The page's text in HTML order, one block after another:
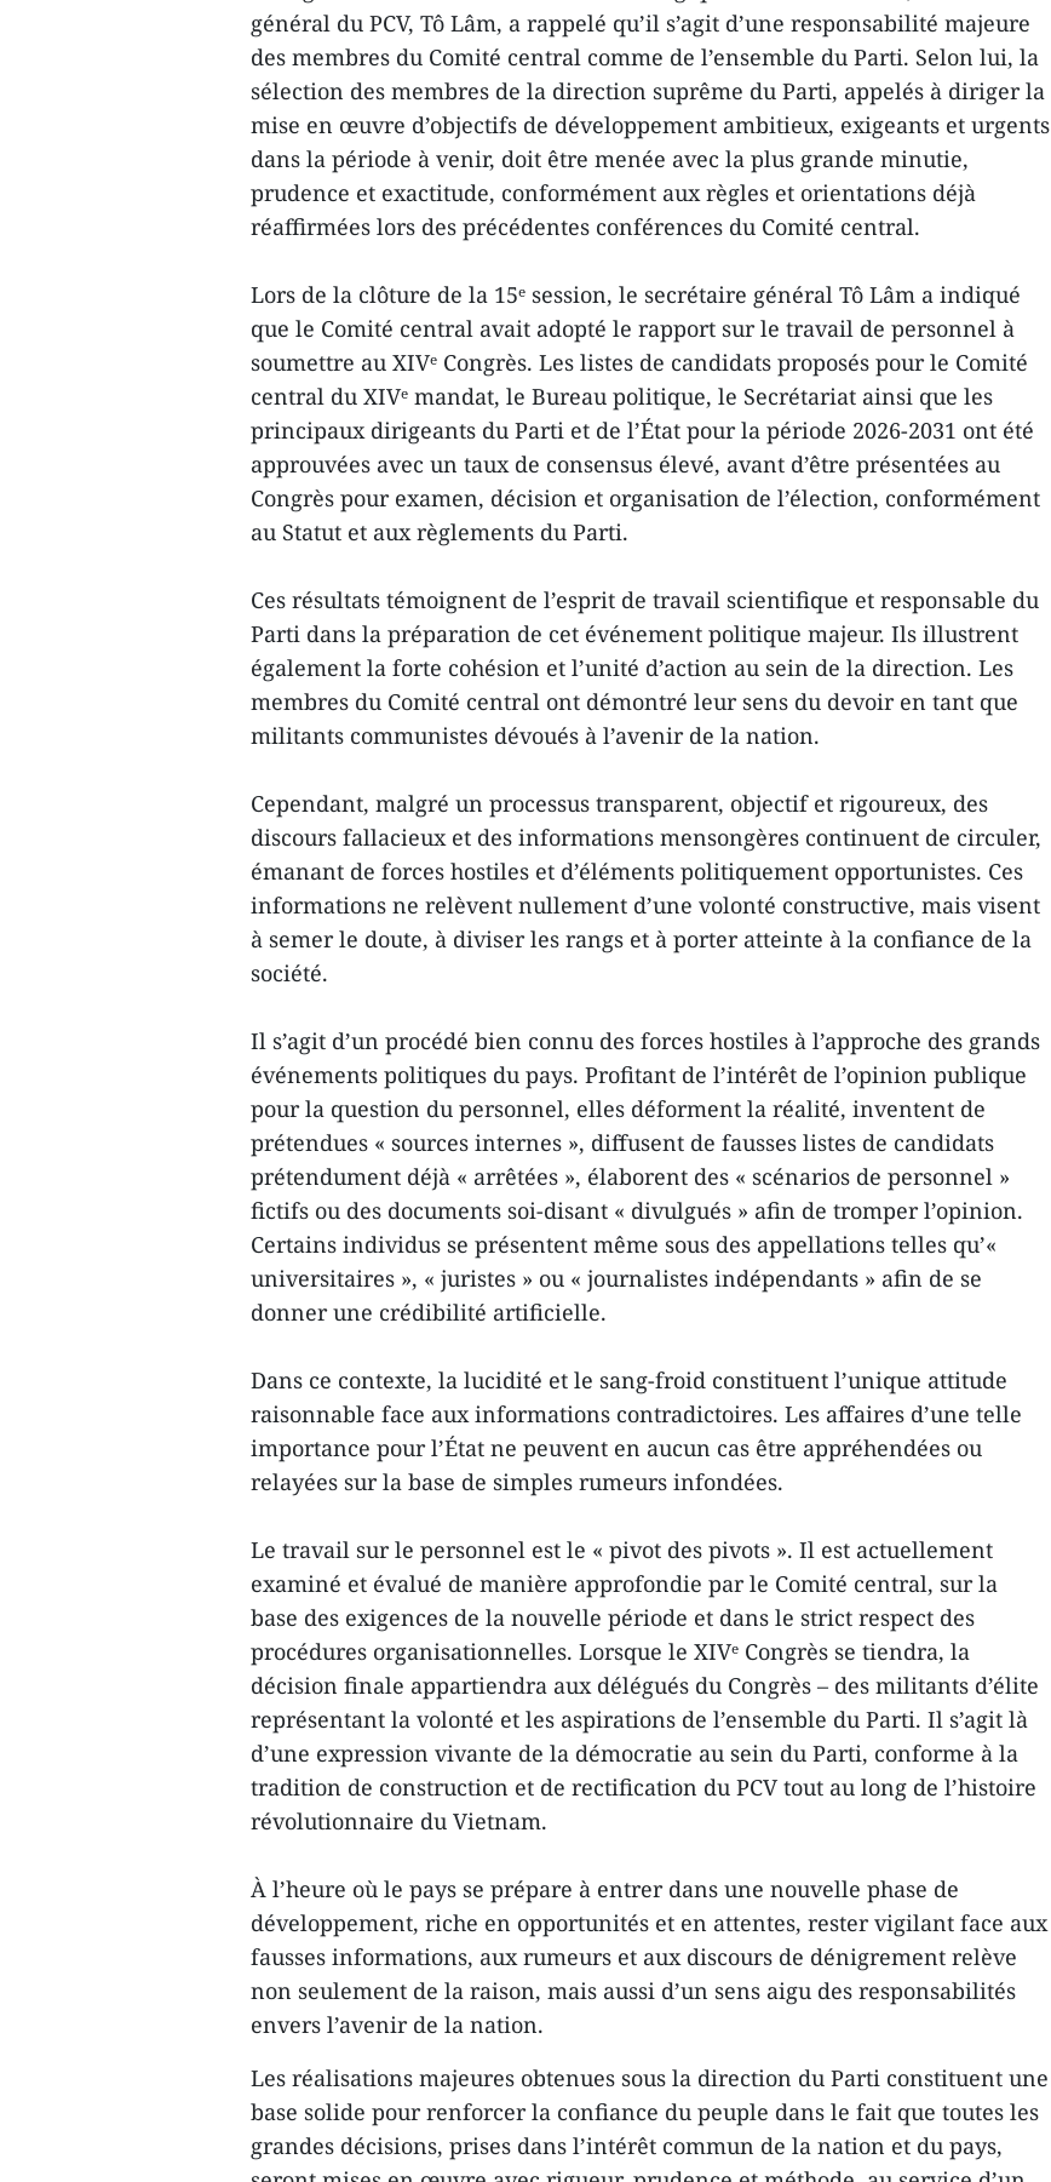
général du PCV, Tô Lâm, a rappelé qu’il s’agit d’une responsabilité majeure
des membres du Comité central comme de l’ensemble du Parti. Selon lui, la
sélection des membres de la direction suprême du Parti, appelés à diriger la
mise en œuvre d’objectifs de développement ambitieux, exigeants et urgents
dans la période à venir, doit être menée avec la plus grande minutie,
prudence et exactitude, conformément aux règles et orientations déjà
réaffirmées lors des précédentes conférences du Comité central.
Lors de la clôture de la 15ᵉ session, le secrétaire général Tô Lâm a indiqué
que le Comité central avait adopté le rapport sur le travail de personnel à
soumettre au XIVᵉ Congrès. Les listes de candidats proposés pour le Comité
central du XIVᵉ mandat, le Bureau politique, le Secrétariat ainsi que les
principaux dirigeants du Parti et de l’État pour la période 2026-2031 ont été
approuvées avec un taux de consensus élevé, avant d’être présentées au
Congrès pour examen, décision et organisation de l’élection, conformément
au Statut et aux règlements du Parti.
Ces résultats témoignent de l’esprit de travail scientifique et responsable du
Parti dans la préparation de cet événement politique majeur. Ils illustrent
également la forte cohésion et l’unité d’action au sein de la direction. Les
membres du Comité central ont démontré leur sens du devoir en tant que
militants communistes dévoués à l’avenir de la nation.
Cependant, malgré un processus transparent, objectif et rigoureux, des
discours fallacieux et des informations mensongères continuent de circuler,
émanant de forces hostiles et d’éléments politiquement opportunistes. Ces
informations ne relèvent nullement d’une volonté constructive, mais visent
à semer le doute, à diviser les rangs et à porter atteinte à la confiance de la
société.
Il s’agit d’un procédé bien connu des forces hostiles à l’approche des grands
événements politiques du pays. Profitant de l’intérêt de l’opinion publique
pour la question du personnel, elles déforment la réalité, inventent de
prétendues « sources internes », diffusent de fausses listes de candidats
prétendument déjà « arrêtées », élaborent des « scénarios de personnel »
fictifs ou des documents soi-disant « divulgués » afin de tromper l’opinion.
Certains individus se présentent même sous des appellations telles qu’«
universitaires », « juristes » ou « journalistes indépendants » afin de se
donner une crédibilité artificielle.
Dans ce contexte, la lucidité et le sang-froid constituent l’unique attitude
raisonnable face aux informations contradictoires. Les affaires d’une telle
importance pour l’État ne peuvent en aucun cas être appréhendées ou
relayées sur la base de simples rumeurs infondées.
Le travail sur le personnel est le « pivot des pivots ». Il est actuellement
examiné et évalué de manière approfondie par le Comité central, sur la
base des exigences de la nouvelle période et dans le strict respect des
procédures organisationnelles. Lorsque le XIVᵉ Congrès se tiendra, la
décision finale appartiendra aux délégués du Congrès – des militants d’élite
représentant la volonté et les aspirations de l’ensemble du Parti. Il s’agit là
d’une expression vivante de la démocratie au sein du Parti, conforme à la
tradition de construction et de rectification du PCV tout au long de l’histoire
révolutionnaire du Vietnam.
À l’heure où le pays se prépare à entrer dans une nouvelle phase de
développement, riche en opportunités et en attentes, rester vigilant face aux
fausses informations, aux rumeurs et aux discours de dénigrement relève
non seulement de la raison, mais aussi d’un sens aigu des responsabilités
envers l’avenir de la nation.
Les réalisations majeures obtenues sous la direction du Parti constituent une
base solide pour renforcer la confiance du peuple dans le fait que toutes les
grandes décisions, prises dans l’intérêt commun de la nation et du pays,